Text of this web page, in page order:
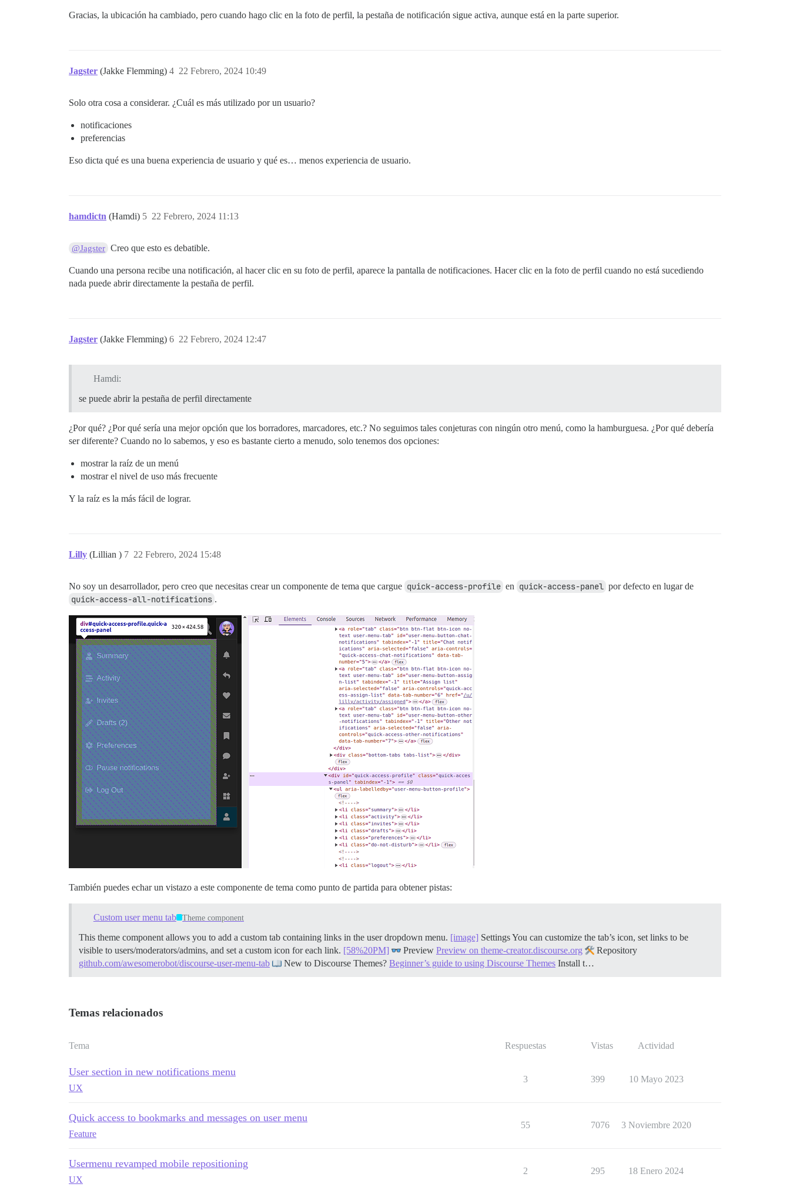
Gracias, la ubicación ha cambiado, pero cuando hago clic en la foto de perfil, la pestaña de notificación sigue activa, aunque está en la parte superior.
Jagster (Jakke Flemming) 22 Febrero, 2024 10:49
4
Solo otra cosa a considerar. ¿Cuál es más utilizado por un usuario?
notificaciones
preferencias
Eso dicta qué es una buena experiencia de usuario y qué es… menos experiencia de usuario.
hamdictn (Hamdi) 22 Febrero, 2024 11:13
5
@Jagster Creo que esto es debatible.
Cuando una persona recibe una notificación, al hacer clic en su foto de perfil, aparece la pantalla de notificaciones. Hacer clic en la foto de perfil cuando no está sucediendo
nada puede abrir directamente la pestaña de perfil.
Jagster (Jakke Flemming) 22 Febrero, 2024 12:47
6
Hamdi:
se puede abrir la pestaña de perfil directamente
¿Por qué? ¿Por qué sería una mejor opción que los borradores, marcadores, etc.? No seguimos tales conjeturas con ningún otro menú, como la hamburguesa. ¿Por qué debería
ser diferente? Cuando no lo sabemos, y eso es bastante cierto a menudo, solo tenemos dos opciones:
mostrar la raíz de un menú
mostrar el nivel de uso más frecuente
Y la raíz es la más fácil de lograr.
Lilly (Lillian ) 22 Febrero, 2024 15:48
7
No soy un desarrollador, pero creo que necesitas crear un componente de tema que cargue quick-access-profile en quick-access-panel por defecto en lugar de
quick-access-all-notifications .
También puedes echar un vistazo a este componente de tema como punto de partida para obtener pistas:
Custom user menu tab Theme component
This theme component allows you to add a custom tab containing links in the user dropdown menu. [image] Settings You can customize the tab’s icon, set links to be
visible to users/moderators/admins, and set a custom icon for each link. [58%20PM] Preview Preview on theme-creator.discourse.org
Repository
github.com/awesomerobot/discourse-user-menu-tab
New to Discourse Themes? Beginner’s guide to using Discourse Themes Install t…
Temas relacionados
Tema Respuestas Vistas Actividad
User section in new notifications menu
UX
3 399 10 Mayo 2023
Quick access to bookmarks and messages on user menu
Feature
55 7076 3 Noviembre 2020
Usermenu revamped mobile repositioning
UX
2 295 18 Enero 2024